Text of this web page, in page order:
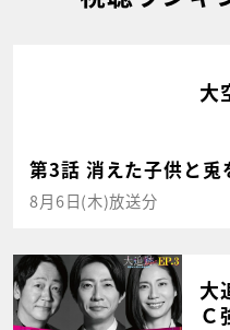
大
第3話 消えた子供と兎
8月6日(木)放送分
大
Ｃ